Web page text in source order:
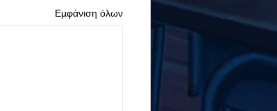
Εμφάνιση όλων